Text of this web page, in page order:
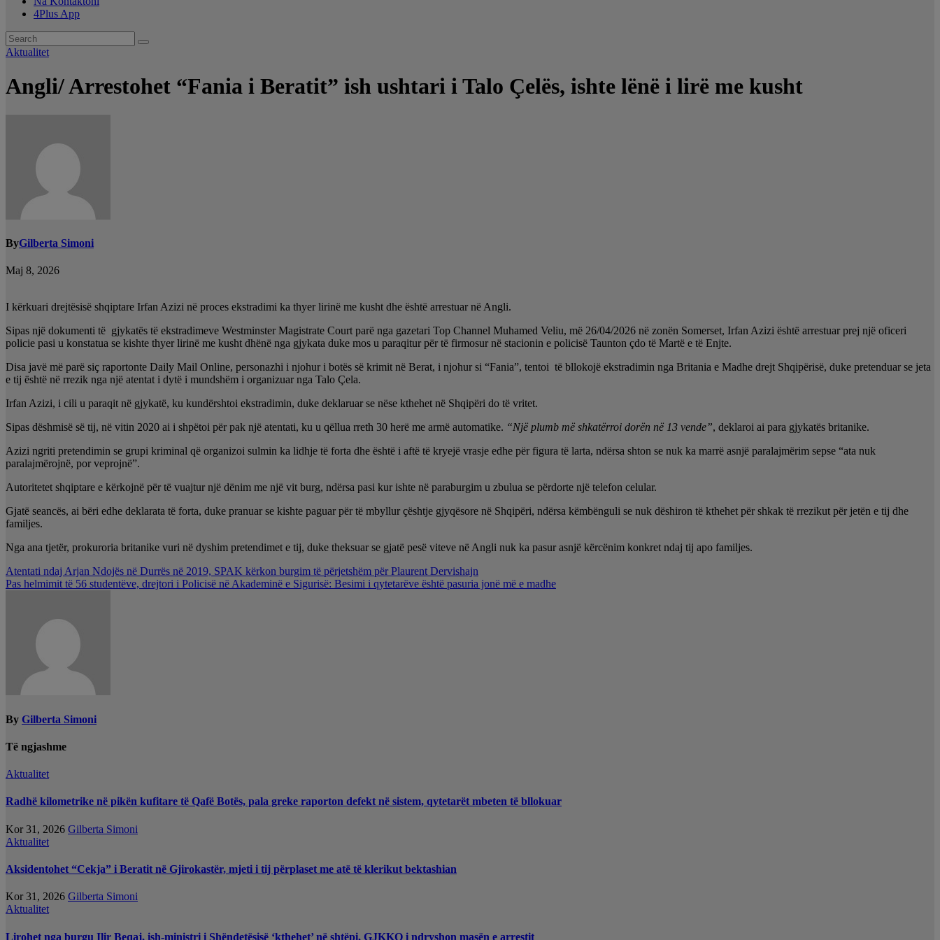
4Plus App
Aktualitet
Angli/ Arrestohet “Fania i Beratit” ish ushtari i Talo Çelës, ishte lënë i lirë me kusht
ByGilberta Simoni
Maj 8, 2026
I kërkuari drejtësisë shqiptare Irfan Azizi në proces ekstradimi ka thyer lirinë me kusht dhe është arrestuar në Angli.
Sipas një dokumenti të gjykatës të ekstradimeve Westminster Magistrate Court parë nga gazetari Top Channel Muhamed Veliu, më 26/04/2026 në zonën Somerset, Irfan Azizi është arrestuar prej një oficeri
policie pasi u konstatua se kishte thyer lirinë me kusht dhënë nga gjykata duke mos u paraqitur për të firmosur në stacionin e policisë Taunton çdo të Martë e të Enjte.
Disa javë më parë siç raportonte Daily Mail Online, personazhi i njohur i botës së krimit në Berat, i njohur si “Fania”, tentoi të bllokojë ekstradimin nga Britania e Madhe drejt Shqipërisë, duke pretenduar se jeta
e tij është në rrezik nga një atentat i dytë i mundshëm i organizuar nga Talo Çela.
Irfan Azizi, i cili u paraqit në gjykatë, ku kundërshtoi ekstradimin, duke deklaruar se nëse kthehet në Shqipëri do të vritet.
Sipas dëshmisë së tij, në vitin 2020 ai i shpëtoi për pak një atentati, ku u qëllua rreth 30 herë me armë automatike. “Një plumb më shkatërroi dorën në 13 vende”, deklaroi ai para gjykatës britanike.
Azizi ngriti pretendimin se grupi kriminal që organizoi sulmin ka lidhje të forta dhe është i aftë të kryejë vrasje edhe për figura të larta, ndërsa shton se nuk ka marrë asnjë paralajmërim sepse “ata nuk
paralajmërojnë, por veprojnë”.
Autoritetet shqiptare e kërkojnë për të vuajtur një dënim me një vit burg, ndërsa pasi kur ishte në paraburgim u zbulua se përdorte një telefon celular.
Gjatë seancës, ai bëri edhe deklarata të forta, duke pranuar se kishte paguar për të mbyllur çështje gjyqësore në Shqipëri, ndërsa këmbënguli se nuk dëshiron të kthehet për shkak të rrezikut për jetën e tij dhe
familjes.
Nga ana tjetër, prokuroria britanike vuri në dyshim pretendimet e tij, duke theksuar se gjatë pesë viteve në Angli nuk ka pasur asnjë kërcënim konkret ndaj tij apo familjes.
Lëvizje
te
Atentati ndaj Arjan Ndojës në Durrës në 2019, SPAK kërkon burgim të përjetshëm për Plaurent Dervishajn
Pas helmimit të 56 studentëve, drejtori i Policisë në Akademinë e Sigurisë: Besimi i qytetarëve është pasuria jonë më e madhe
By Gilberta Simoni
Të ngjashme
Aktualitet
Radhë kilometrike në pikën kufitare të Qafë Botës, pala greke raporton defekt në sistem, qytetarët mbeten të bllokuar
Kor 31, 2026 Gilberta Simoni
Aktualitet
Aksidentohet “Cekja” i Beratit në Gjirokastër, mjeti i tij përplaset me atë të klerikut bektashian
Kor 31, 2026 Gilberta Simoni
Aktualitet
Lirohet nga burgu Ilir Beqaj, ish-ministri i Shëndetësisë ‘kthehet’ në shtëpi, GJKKO i ndryshon masën e arrestit